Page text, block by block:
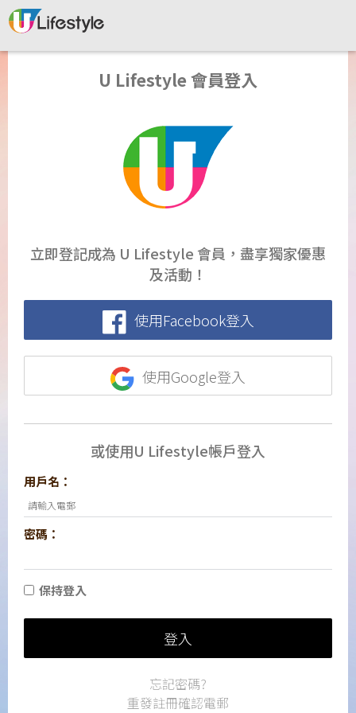
U Lifestyle 會員登入
立即登記成為 U Lifestyle 會員，盡享獨家優惠
及活動！
使用Facebook登入
使用Google登入
或使用U Lifestyle帳戶登入
用戶名：
密碼：
保持登入
登入
忘記密碼?
重發註冊確認電郵